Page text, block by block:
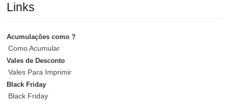
Links
Acumulações como ?
Como Acumular
Vales de Desconto
Vales Para Imprimir
Black Friday
Black Friday